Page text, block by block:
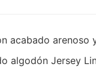
acabado
algodón Jersey